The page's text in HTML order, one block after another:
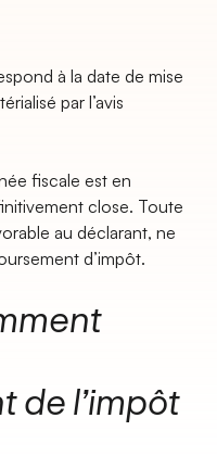
à la date de mise
par l’avis
fiscale est en
close. Toute
au déclarant, ne
d’impôt.
de l’impôt